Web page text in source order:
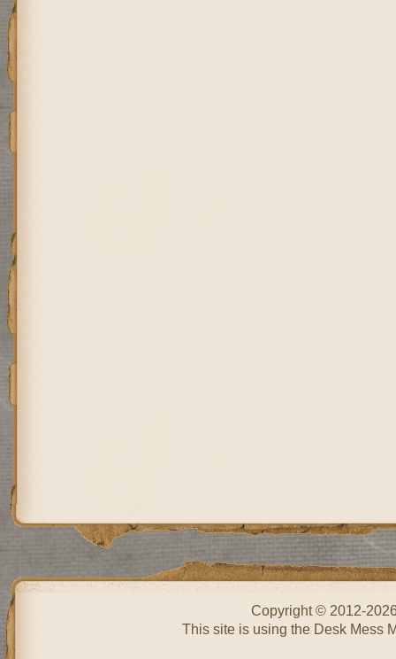
Copyright © 2012-
This site is using the Desk Mess